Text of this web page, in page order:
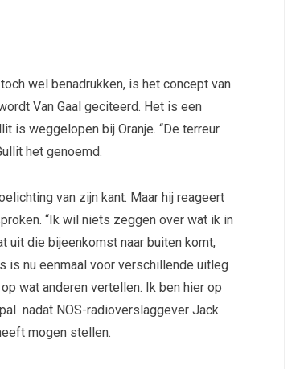
wel benadrukken, is het concept van
Van Gaal geciteerd. Het is een
is weggelopen bij Oranje. “De terreur
het genoemd.
van zijn kant. Maar hij reageert
“Ik wil niets zeggen over wat ik in
uit die bijeenkomst naar buiten komt,
is nu eenmaal voor verschillende uitleg
wat anderen vertellen. Ik ben hier op
nadat NOS-radioverslaggever Jack
mogen stellen.